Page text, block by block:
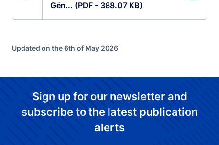
Gén... (PDF - 388.07 KB)
Updated on the 6th of May 2026
Sign up for our newsletter and
subscribe to the latest publication
alerts